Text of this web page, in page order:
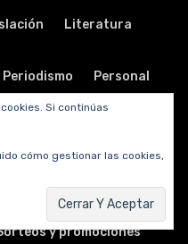
Literatura
Periodismo Personal
y promociones
Si continúas
cómo gestionar las cookies,